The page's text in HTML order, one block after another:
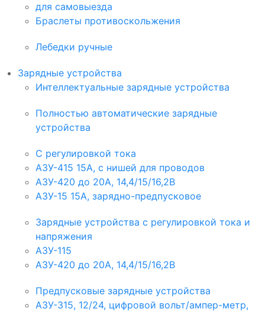
для самовыезда
Браслеты противоскольжения
Лебедки ручные
Зарядные устройства
Интеллектуальные зарядные устройства
Полностью автоматические зарядные
устройства
С регулировкой тока
АЗУ-415 15А, с нишей для проводов
АЗУ-420 до 20А, 14,4/15/16,2В
АЗУ-15 15А, зарядно-предпусковое
Зарядные устройства с регулировкой тока и
напряжения
АЗУ-115
АЗУ-420 до 20А, 14,4/15/16,2В
Предпусковые зарядные устройства
АЗУ-315, 12/24, цифровой вольт/ампер-метр,